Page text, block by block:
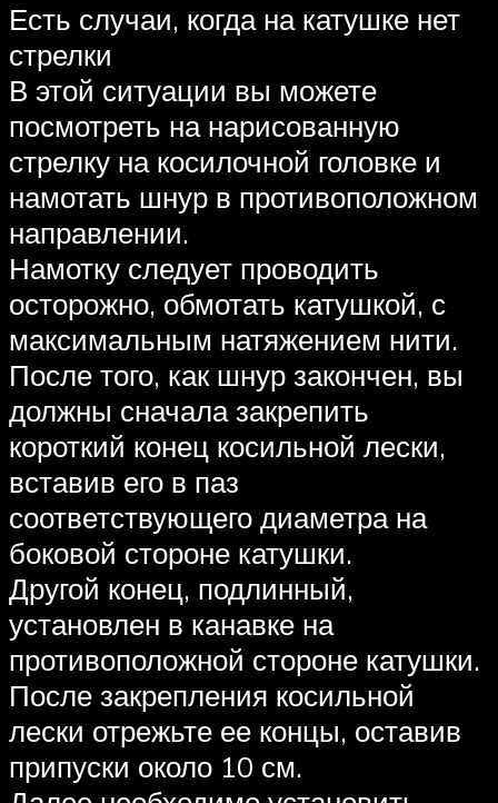
Есть случаи, когда на катушке нет
стрелки
В этой ситуации вы можете
посмотреть на нарисованную
стрелку на косилочной головке и
намотать шнур в противоположном
направлении.
Намотку следует проводить
осторожно, обмотать катушкой, с
максимальным натяжением нити.
После того, как шнур закончен, вы
должны сначала закрепить
короткий конец косильной лески,
вставив его в паз
соответствующего диаметра на
боковой стороне катушки.
Другой конец, подлинный,
установлен в канавке на
противоположной стороне катушки.
После закрепления косильной
лески отрежьте ее концы, оставив
припуски около 10 см.